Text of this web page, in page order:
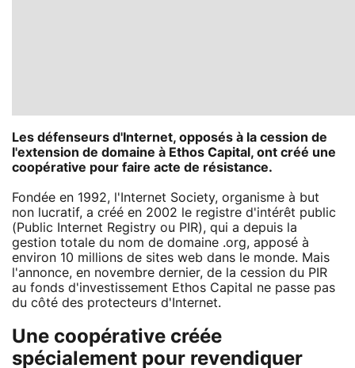
Les défenseurs d'Internet, opposés à la cession de
l'extension de domaine à Ethos Capital, ont créé une
coopérative pour faire acte de résistance.
Fondée en 1992, l'Internet Society, organisme à but
non lucratif, a créé en 2002 le registre d'intérêt public
(Public Internet Registry ou PIR), qui a depuis la
gestion totale du nom de domaine .org, apposé à
environ 10 millions de sites web dans le monde. Mais
l'annonce, en novembre dernier, de la cession du PIR
au fonds d'investissement Ethos Capital ne passe pas
du côté des protecteurs d'Internet.
Une coopérative créée
spécialement pour revendiquer